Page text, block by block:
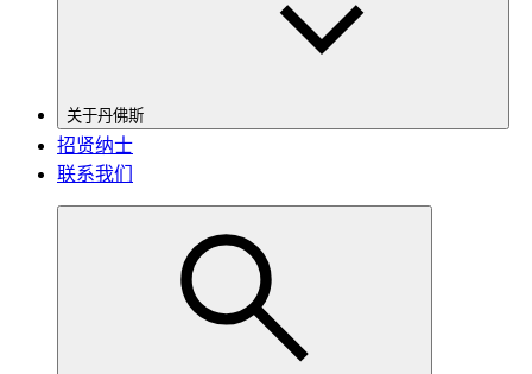
关于丹佛斯
招贤纳士
联系我们